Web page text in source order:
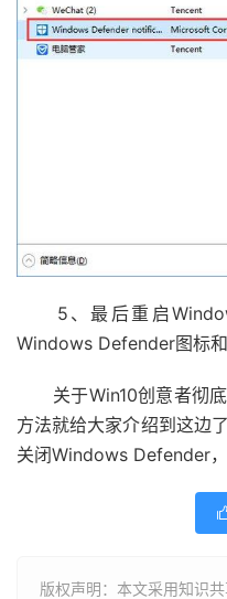
5、最后重启
Windows Defender图标和
关于Win10创意者彻底
方法就给大家介绍到这边
关闭Windows Defender，
版权声明：本文采用知识